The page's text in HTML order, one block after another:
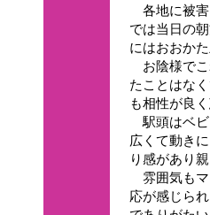
各地に被害
では当日の
にはおおか
お陰様でこ
たことはな
も相性が良
駅頭はベビ
広くて動き
り感があり
雰囲気もマ
応が感じら